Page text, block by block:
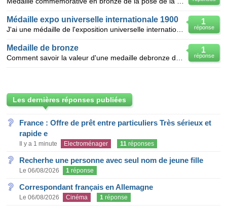
1
réponse
Médaille expo universelle internationale 1900
1
réponse
Medaille de bronze
Les dernières réponses publiées
France : Offre de prêt entre particuliers Très sérieux et
rapide e
Il y a 1 minute Electroménager 11 réponses
Recherhe une personne avec seul nom de jeune fille
Le 06/08/2026 1 réponse
Correspondant français en Allemagne
Le 06/08/2026 Cinéma 1 réponse